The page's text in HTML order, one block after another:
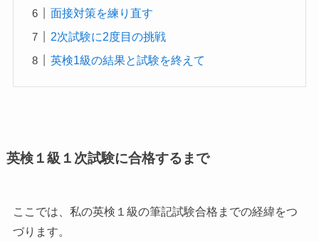
面接対策を練り直す
2次試験に2度目の挑戦
英検1級の結果と試験を終えて
英検１級１次試験に合格するまで
ここでは、私の英検１級の筆記試験合格までの経緯をつ
づります。